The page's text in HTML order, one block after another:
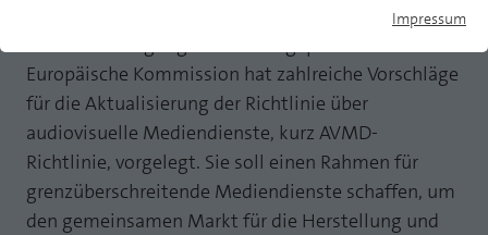
MP auf Mastodon
MP auf LinkedIn
Newsletter
Europäische Kommission hat zahlreiche Vorschläge
für die Aktualisierung der Richtlinie über
audiovisuelle Mediendienste, kurz AVMD-
Richtlinie, vorgelegt. Sie soll einen Rahmen für
grenzüberschreitende Mediendienste schaffen, um
den gemeinsamen Markt für die Herstellung und
Essentielle Cookies werden für grundlegende Funktionen der
Webseite einwandfrei funktioniert.
Name fe_typo_user
Laufzeit Session
Cookie-Informationen anzeigen
Statistik und Performance mit AT INTERNET
CROSS-DEVICE ANALYTICS LÖSUNG
Impressum